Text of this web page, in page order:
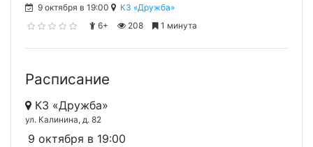
9 октября в 19:00
КЗ «Дружба»
6+
208 1 минута
Расписание
КЗ «Дружба»
ул. Калинина, д. 82
9 октября в 19:00